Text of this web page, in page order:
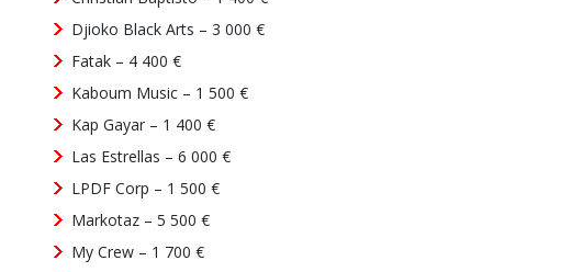
Djioko Black Arts – 3 000 €
Fatak – 4 400 €
Kaboum Music – 1 500 €
Kap Gayar – 1 400 €
Las Estrellas – 6 000 €
LPDF Corp – 1 500 €
Markotaz – 5 500 €
My Crew – 1 700 €